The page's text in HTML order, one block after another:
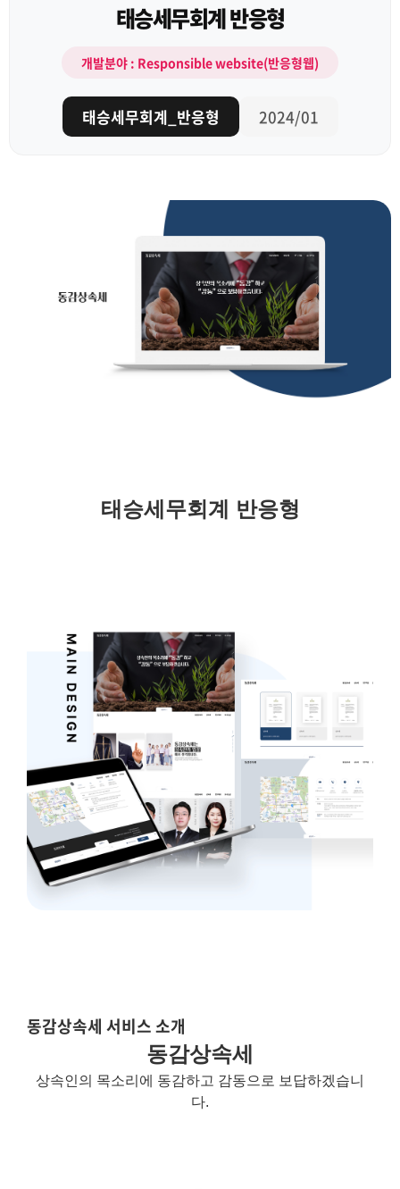
태승세무회계 반응형
개발분야 : Responsible website(반응형웹)
태승세무회계_반응형 2024/01
태승세무회계 반응형
동감상속세 서비스 소개
동감상속세
상속인의 목소리에 동감하고 감동으로 보답하겠습니
다.